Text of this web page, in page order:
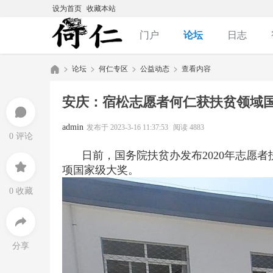
设为首页 收藏本站
门户 论坛 日志
论坛 何仁专区 公益动态 查看内容
0 评论
0 收藏
分享
安庆：宿松志愿者何仁获扶贫领域
admin 发布于 2023-3-16 11:37:53 阅读 4883
日前，国务院扶贫办发布2020年志愿
项国家级大奖。